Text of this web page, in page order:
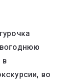
в
во